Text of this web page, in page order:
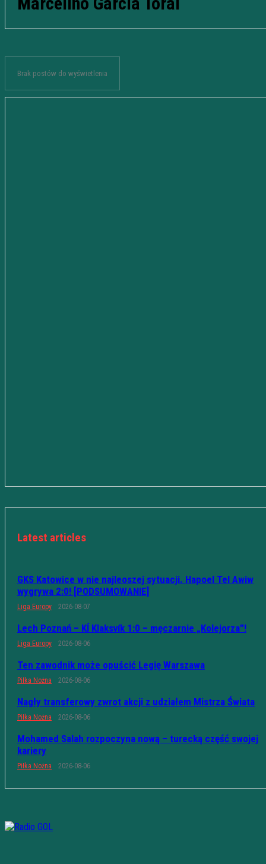
Brak postów do wyświetlenia
Latest articles
GKS Katowice w nie najleoszej sytuacji. Hapoel Tel Awiw
wygrywa 2:0! [PODSUMOWANIE]
Liga Europy 2026-08-07
Lech Poznań – KÍ Klaksvík 1:0 – męczarnie „Kolejorza”!
Liga Europy 2026-08-06
Ten zawodnik może opuścić Legię Warszawa
Piłka Nożna 2026-08-06
Nagły transferowy zwrot akcji z udziałem Mistrza Świata
Piłka Nożna 2026-08-06
Mohamed Salah rozpoczyna nową – turecką część swojej
kariery
Piłka Nożna 2026-08-06